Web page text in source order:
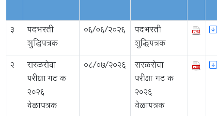
3
पदभरती
शुद्धिपत्रक
06/06/2026 पदभरती
शुद्धिपत्रक
2
सरळसेवा
परीक्षा गट क
2026
वेळापत्रक
08/07/2026 सरळसेवा
परीक्षा गट क
2026
वेळापत्रक